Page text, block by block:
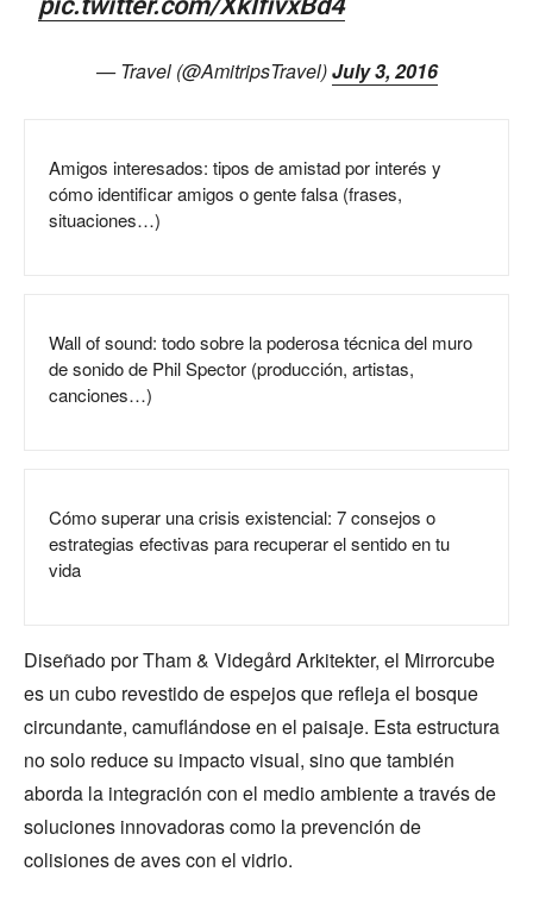
— Travel (@AmitripsTravel)July 3, 2016
Amigos interesados: tipos de amistad por interés y
cómo identificar amigos o gente falsa (frases,
situaciones…)
Wall of sound: todo sobre la poderosa técnica del muro
de sonido de Phil Spector (producción, artistas,
canciones…)
Cómo superar una crisis existencial: 7 consejos o
estrategias efectivas para recuperar el sentido en tu
vida
Diseñado por Tham & Videgård Arkitekter, el Mirrorcube
es un cubo revestido de espejos que refleja el bosque
circundante, camuflándose en el paisaje. Esta estructura
no solo reduce su impacto visual, sino que también
aborda la integración con el medio ambiente a través de
soluciones innovadoras como la prevención de
colisiones de aves con el vidrio.